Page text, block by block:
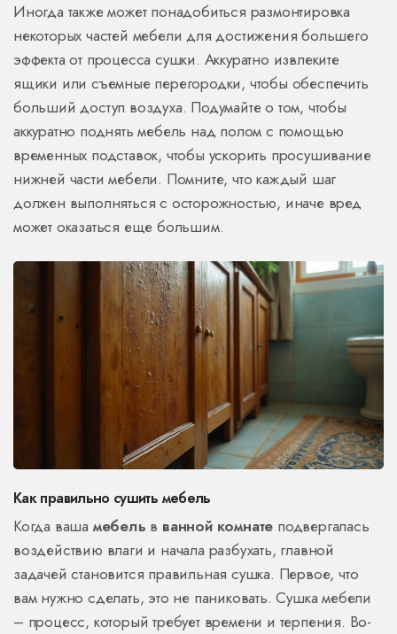
Иногда также может понадобиться размонтировка
некоторых частей мебели для достижения большего
эффекта от процесса сушки. Аккуратно извлеките
ящики или съемные перегородки, чтобы обеспечить
больший доступ воздуха. Подумайте о том, чтобы
аккуратно поднять мебель над полом с помощью
временных подставок, чтобы ускорить просушивание
нижней части мебели. Помните, что каждый шаг
должен выполняться с осторожностью, иначе вред
может оказаться еще большим.
Как правильно сушить мебель
Когда ваша мебель в ванной комнате подвергалась
воздействию влаги и начала разбухать, главной
задачей становится правильная сушка. Первое, что
вам нужно сделать, это не паниковать. Сушка мебели
– процесс, который требует времени и терпения. Во-